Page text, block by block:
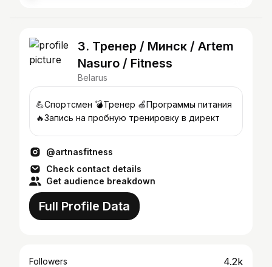
3. Тренер / Минск / Artem
Nasuro / Fitness
Belarus
💪Спортсмен 💣Тренер 🍏Программы питания
🔥Запись на пробную тренировку в директ
@artnasfitness
Check contact details
Get audience breakdown
Full Profile Data
Followers 4.2k